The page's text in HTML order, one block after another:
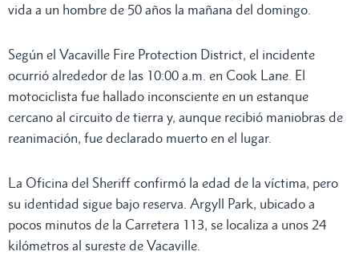
vida a un hombre de 50 años la mañana del domingo.
Según el Vacaville Fire Protection District, el incidente
ocurrió alrededor de las 10:00 a.m. en Cook Lane. El
motociclista fue hallado inconsciente en un estanque
cercano al circuito de tierra y, aunque recibió maniobras de
reanimación, fue declarado muerto en el lugar.
La Oficina del Sheriff confirmó la edad de la víctima, pero
su identidad sigue bajo reserva. Argyll Park, ubicado a
pocos minutos de la Carretera 113, se localiza a unos 24
kilómetros al sureste de Vacaville.